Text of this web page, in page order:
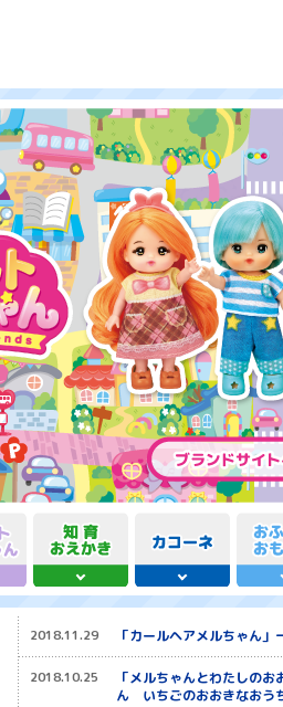
2018.11.29 「カールヘアメルちゃん
2018.10.25
「メルちゃんとわたしの
ん いちごのおおきなおう